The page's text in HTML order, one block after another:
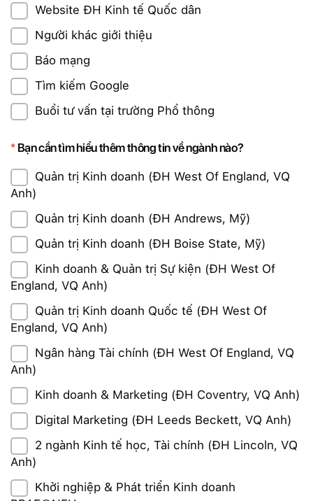
Website ĐH Kinh tế Quốc dân
Người khác giới thiệu
Báo mạng
Tìm kiếm Google
Buổi tư vấn tại trường Phổ thông
Bạn cần tìm hiểu thêm thông tin về ngành nào?
Quản trị Kinh doanh (ĐH West Of England, VQ
Anh)
Quản trị Kinh doanh (ĐH Andrews, Mỹ)
Quản trị Kinh doanh (ĐH Boise State, Mỹ)
Kinh doanh & Quản trị Sự kiện (ĐH West Of
England, VQ Anh)
Quản trị Kinh doanh Quốc tế (ĐH West Of
England, VQ Anh)
Ngân hàng Tài chính (ĐH West Of England, VQ
Anh)
Kinh doanh & Marketing (ĐH Coventry, VQ Anh)
Digital Marketing (ĐH Leeds Beckett, VQ Anh)
2 ngành Kinh tế học, Tài chính (ĐH Lincoln, VQ
Anh)
Khởi nghiệp & Phát triển Kinh doanh